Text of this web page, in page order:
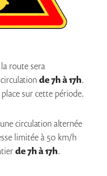
route sera
de 7h à 17h.
sur cette période.
circulation alternée
limitée à 50 km/h
de 7h à 17h.